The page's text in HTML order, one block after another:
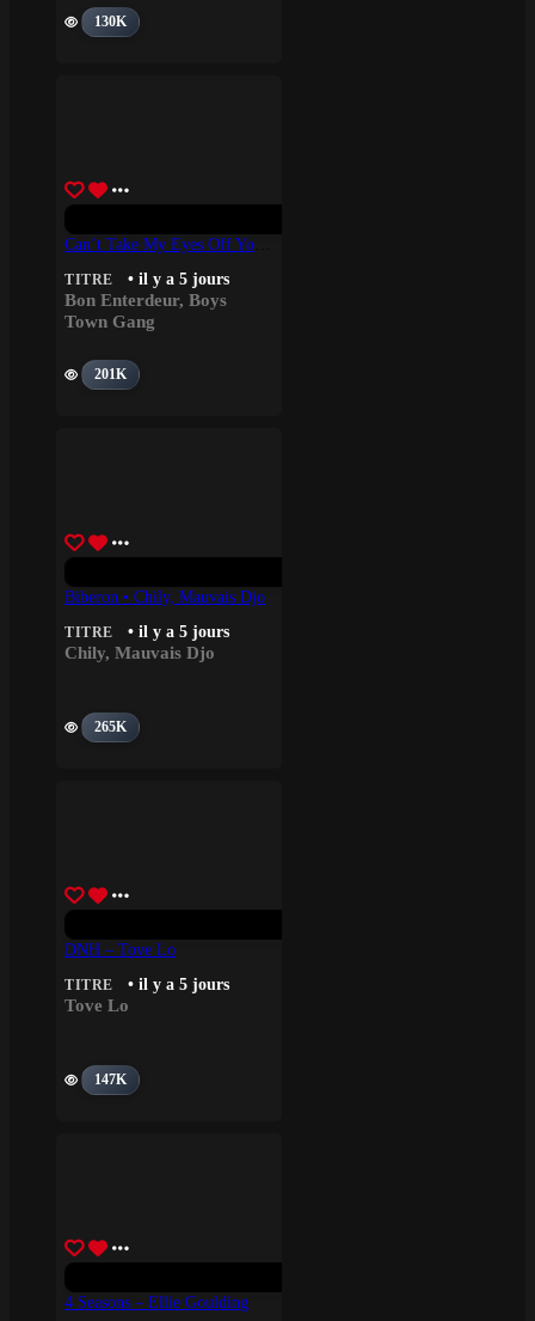
130K
TITRE • il y a 5 jours
Bon Enterdeur, Boys
Town Gang
201K
Biberon • Chily, Mauvais Djo
TITRE • il y a 5 jours
Chily, Mauvais Djo
265K
DNH – Tove Lo
TITRE • il y a 5 jours
Tove Lo
147K
4 Seasons – Ellie Goulding